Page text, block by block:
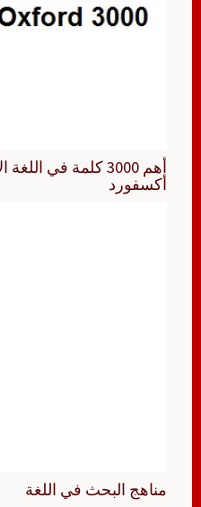
أهم 3000 كلمة في
أكسفورد
مناهج البحث في اللغة